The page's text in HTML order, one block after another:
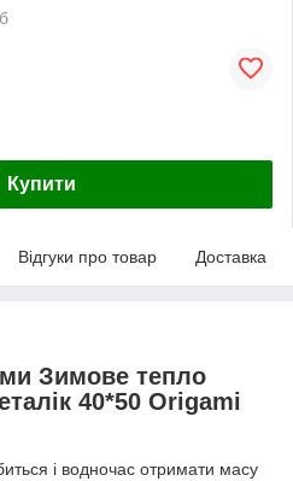
Купити
Відгуки про товар Доставка
Зимове тепло
40*50 Origami
і водночас отримати масу